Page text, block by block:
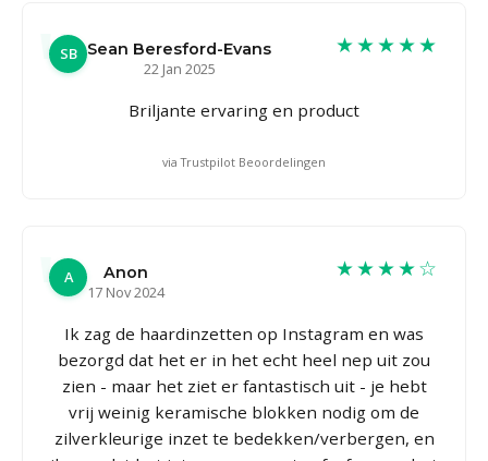
SB Sean Beresford-Evans
22 Jan 2025
★★★★★
Briljante ervaring en product
via Trustpilot Beoordelingen
A
Anon
17 Nov 2024
★★★★☆
Ik zag de haardinzetten op Instagram en was
bezorgd dat het er in het echt heel nep uit zou
zien - maar het ziet er fantastisch uit - je hebt
vrij weinig keramische blokken nodig om de
zilverkleurige inzet te bedekken/verbergen, en